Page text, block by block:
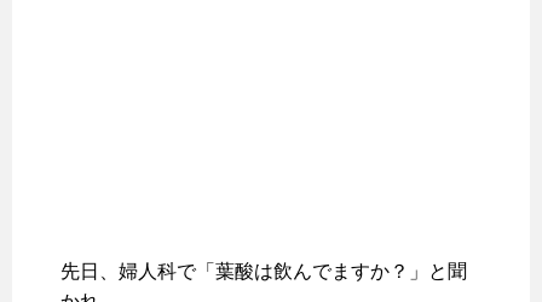
先日、婦人科で「葉酸は飲んでますか？」と聞